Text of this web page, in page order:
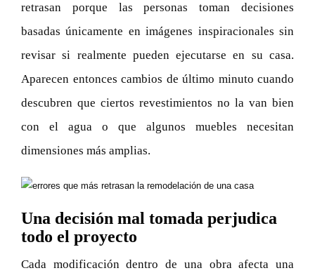
retrasan porque las personas toman decisiones
basadas únicamente en imágenes inspiracionales sin
revisar si realmente pueden ejecutarse en su casa.
Aparecen entonces cambios de último minuto cuando
descubren que ciertos revestimientos no la van bien
con el agua o que algunos muebles necesitan
dimensiones más amplias.
Una decisión mal tomada perjudica
todo el proyecto
Cada modificación dentro de una obra afecta una